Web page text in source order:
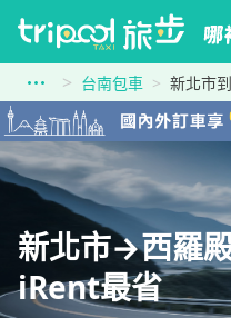
台南包車 新北市
新北市→西羅
iRent最省